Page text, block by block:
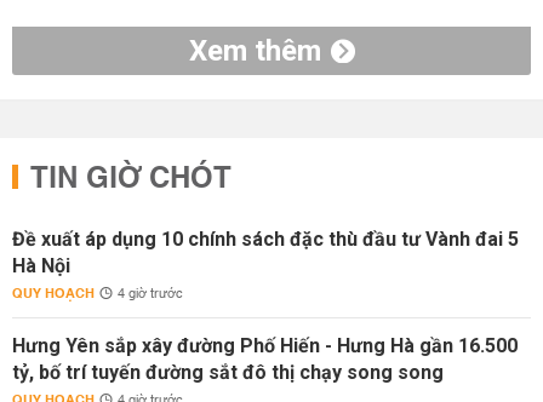
Xem thêm
TIN GIỜ CHÓT
Đề xuất áp dụng 10 chính sách đặc thù đầu tư Vành đai 5
Hà Nội
QUY HOẠCH 4 giờ trước
Hưng Yên sắp xây đường Phố Hiến - Hưng Hà gần 16.500
tỷ, bố trí tuyến đường sắt đô thị chạy song song